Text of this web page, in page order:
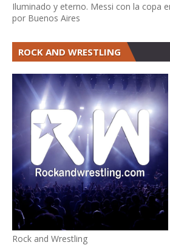
Iluminado y eterno. Messi con la copa
por Buenos Aires
ROCK AND WRESTLING
Rock and Wrestling